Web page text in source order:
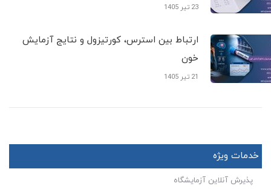
23 تیر 1405
ارتباط بین استرس، کورتیزول و نتایج آزمایش
خون
21 تیر 1405
خدمات ویژه
پذیرش آنلاین آزمایشگاه